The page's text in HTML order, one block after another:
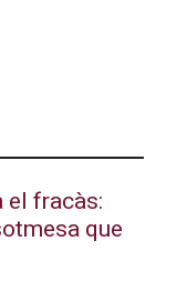
el fracàs:
que